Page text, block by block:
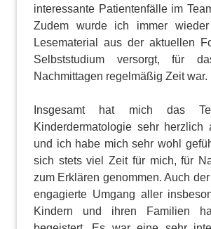
interessante Patientenfälle im
Zudem wurde ich immer
Lesematerial aus der aktuellen
Selbststudium versorgt, für
Nachmittagen regelmäßig Zeit war.
Insgesamt hat mich das
Kinderdermatologie sehr herzlich
und ich habe mich sehr wohl
sich stets viel Zeit für mich, für
zum Erklären genommen. Auch
engagierte Umgang aller
Kindern und ihren Familien